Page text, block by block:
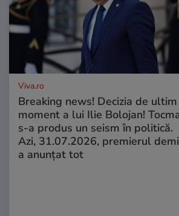
Viva.ro
Breaking news! Decizia de ultim
moment a lui Ilie Bolojan!
s-a produs un seism în politică.
Azi, 31.07.2026, premierul
a anunțat tot